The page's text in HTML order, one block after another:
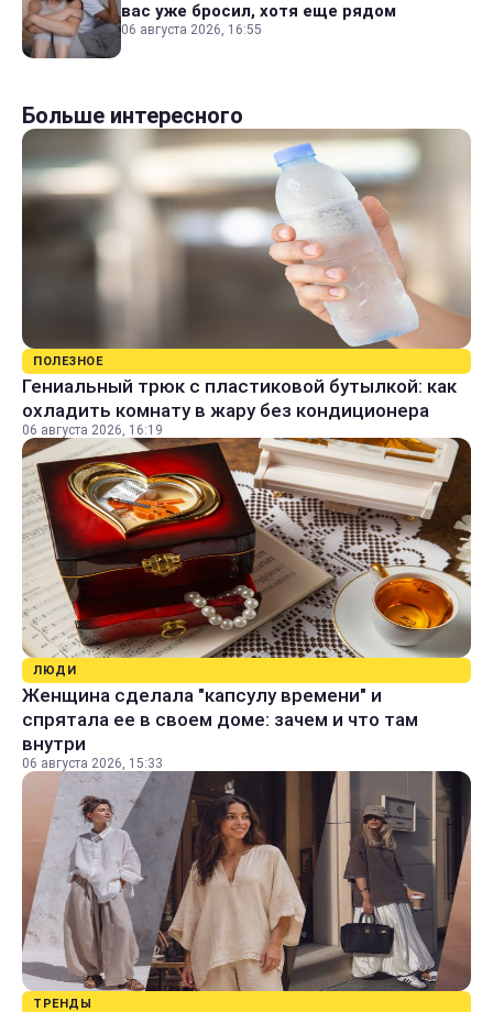
вас уже бросил, хотя еще рядом
06 августа 2026, 16:55
Больше интересного
ПОЛЕЗНОЕ
Гениальный трюк с пластиковой бутылкой: как
охладить комнату в жару без кондиционера
06 августа 2026, 16:19
ЛЮДИ
Женщина сделала "капсулу времени" и
спрятала ее в своем доме: зачем и что там
внутри
06 августа 2026, 15:33
ТРЕНДЫ